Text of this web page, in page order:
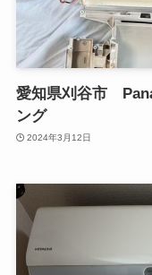
愛知県刈谷市
ング
2024年3月12日